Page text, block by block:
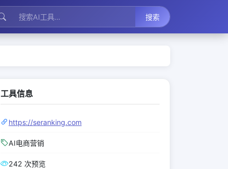
搜索
工具信息
https://seranking.com
AI电商营销
242 次预览